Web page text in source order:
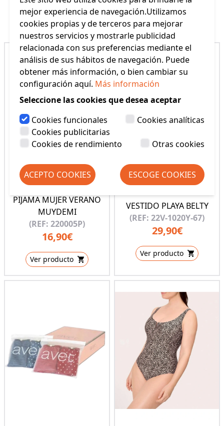
Productos Relacionados
PIJAMA MUJER VERANO
MUYDEMI
(REF: 220005P)
16,90€
Ver producto
VESTIDO PLAYA BELTY
(REF: 22V-1020Y-67)
29,90€
Ver producto
mejor experiencia de navegación.Utilizamos
cookies propias y de terceros para mejorar
nuestros servicios y mostrarle publicidad
relacionada con sus preferencias mediante el
análisis de sus hábitos de navegación. Puede
obtener más información, o bien cambiar su
configuración aquí. Más información
Seleccione las cookies que desea aceptar
Cookies funcionales
Cookies analíticas
Cookies publicitarias
Cookies de rendimiento
Otras cookies
ACEPTO COOKIES ESCOGE COOKIES